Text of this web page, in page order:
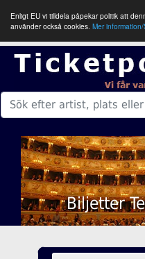
Enligt EU vi tilldela påpekar politik att
använder också cookies. Mer
Biljetter